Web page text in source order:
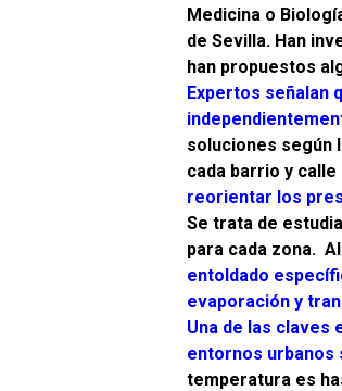
Medicina o
de Sevilla. Han
han propuestos
Expertos señalan
soluciones según
cada barrio y calle
reorientar los
Se trata de
para cada zona.
entoldado
evaporación y
Una de las claves
entornos urbanos
temperatura es